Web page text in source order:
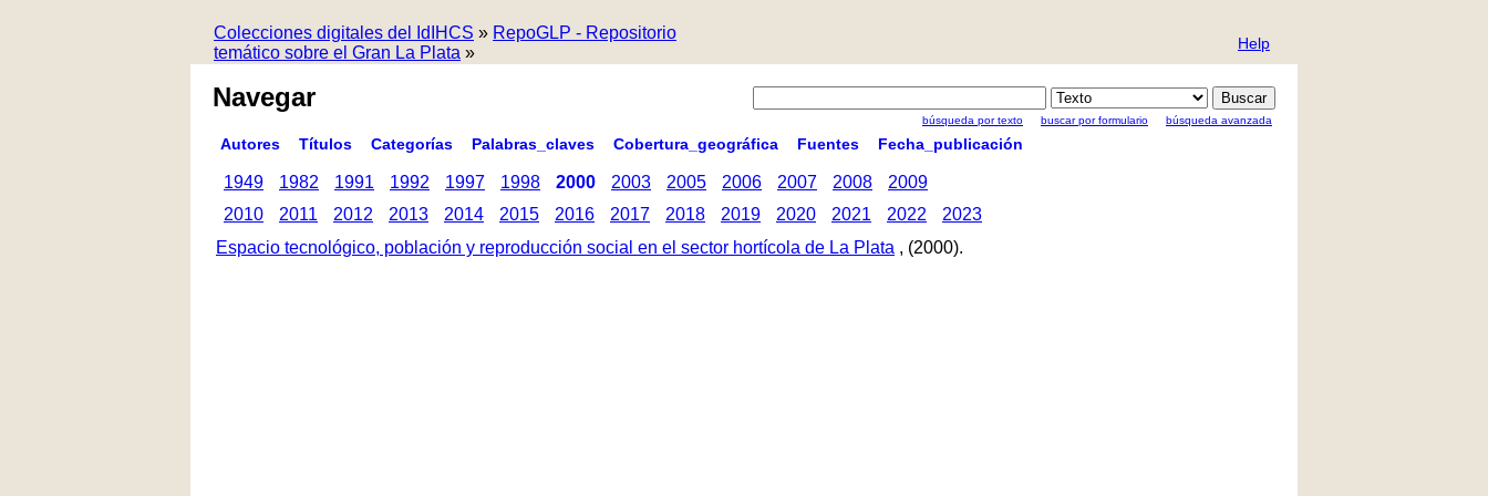
Colecciones digitales del IdIHCS » RepoGLP - Repositorio
temático sobre el Gran La Plata » Help
Navegar
búsqueda por texto buscar por formulario búsqueda avanzada
Autores Títulos Categorías Palabras_claves Cobertura_geográfica Fuentes Fecha_publicación
1949 1982 1991 1992 1997 1998 2000 2003 2005 2006 2007 2008
2009
2010
2011 2012 2013 2014 2015 2016 2017 2018 2019 2020 2021 2022
2023
Espacio tecnológico, población y reproducción social en el sector hortícola de La Plata , (2000).